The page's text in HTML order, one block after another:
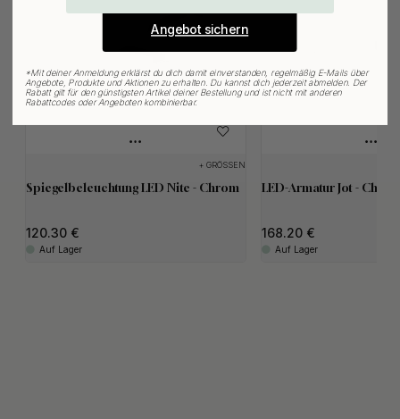
+ GRÖSSEN
Spiegelbeleuchtung LED Nite - Chrom
120.30
Auf Lager
LED-Armatur Jot -
168.20
Auf Lager
Angebot sichern
*Mit deiner Anmeldung erklärst du dich damit einverstanden, regelmäßig E-Mails über
Angebote, Produkte und Aktionen zu erhalten. Du kannst dich jederzeit abmelden. Der
Rabatt gilt für den günstigsten Artikel deiner Bestellung und ist nicht mit anderen
Rabattcodes oder Angeboten kombinierbar.